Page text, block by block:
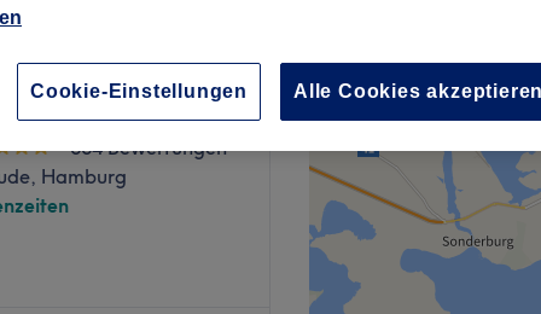
du dem Alltagsstress
- Lattenkamp
664 Bewertungen
Hamburg
Cookie-Einstellungen Alle Cookies akzeptieren